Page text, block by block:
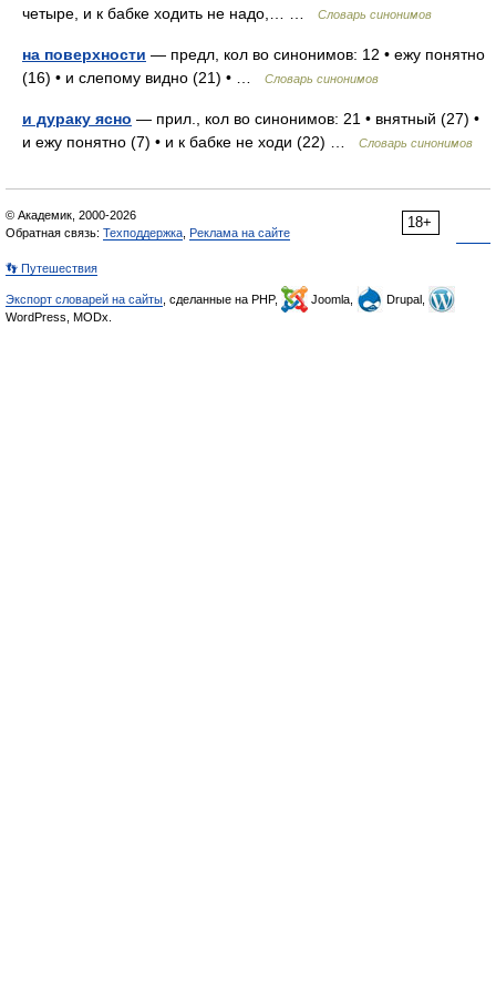
четыре, и к бабке ходить не надо,… …
Словарь синонимов
на поверхности — предл, кол во синонимов: 12 • ежу понятно
(16) • и слепому видно (21) • …
Словарь синонимов
и дураку ясно — прил., кол во синонимов: 21 • внятный (27) •
и ежу понятно (7) • и к бабке не ходи (22) …
Словарь синонимов
18+
© Академик, 2000-2026
Обратная связь: Техподдержка Реклама на сайте
👣 Путешествия
Экспорт словарей на сайты , сделанные на PHP, Joomla,
Drupal,
WordPress, MODx.